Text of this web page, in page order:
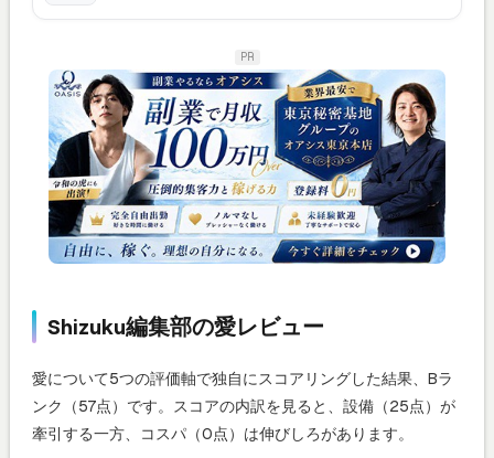
PR
Shizuku編集部の愛レビュー
愛について5つの評価軸で独自にスコアリングした結果、Bラ
ンク（57点）です。スコアの内訳を見ると、設備（25点）が
牽引する一方、コスパ（0点）は伸びしろがあります。